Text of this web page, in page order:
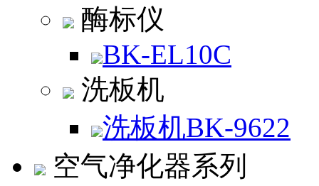
酶标仪
BK-EL10C
洗板机
洗板机BK-9622
空气净化器系列